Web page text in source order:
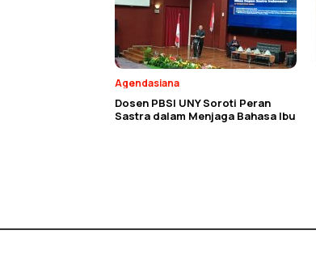
Agendasiana
Dosen PBSI UNY Soroti Peran
Sastra dalam Menjaga Bahasa Ibu